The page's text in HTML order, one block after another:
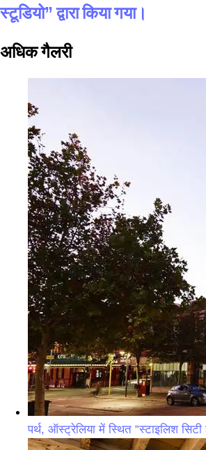
स्टूडियो” द्वारा किया गया।
अधिक गैलरी
पर्थ, ऑस्ट्रेलिया में स्थित “स्टाइलिश